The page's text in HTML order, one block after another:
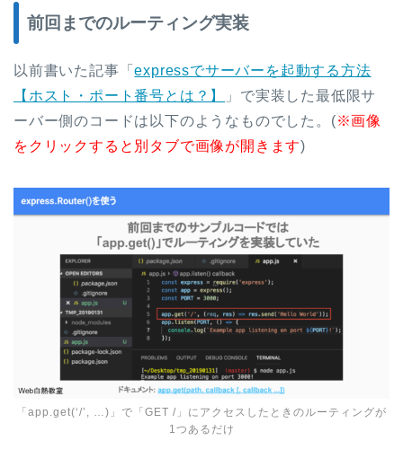
前回までのルーティング実装
以前書いた記事「expressでサーバーを起動する方法
【ホスト・ポート番号とは？】
」で実装した最低限サ
ーバー側のコードは以下のようなものでした。(※画像
をクリックすると別タブで画像が開きます)
「app.get(‘/’, …)」で「GET /」にアクセスしたときのルーティングが
1つあるだけ